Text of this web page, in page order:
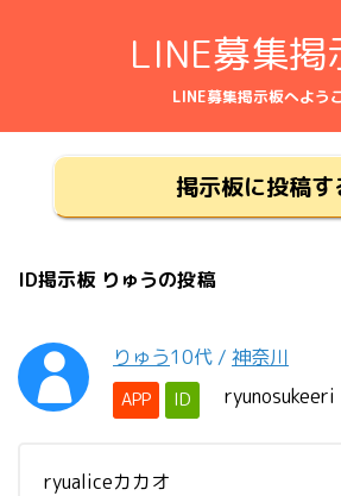
LINE募集掲
LINE募集掲示板へよう
掲示板に投稿す
ID掲示板 りゅうの投稿
りゅう10代 / 神奈川
APP ID ryunosukeeri
ryualiceカカオ